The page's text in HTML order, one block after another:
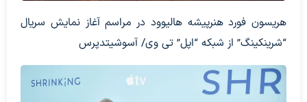
هریسون فورد هنرپیشه هالیوود در مراسم آغاز نمایش سریال
“شرینکینگ” از شبکه “اپل” تی وی/ آسوشیتدپرس